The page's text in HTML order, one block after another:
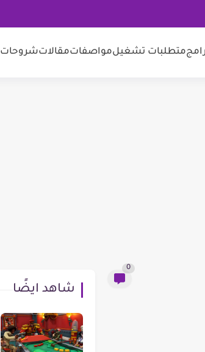
متطلبات تشغيلمواصفاتمقالاتشروحات
0
شاهد ايضًا